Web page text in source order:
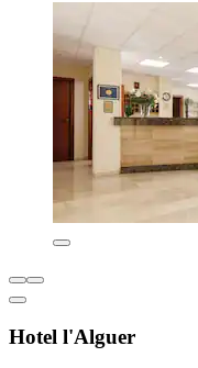
Hotel l'Alguer